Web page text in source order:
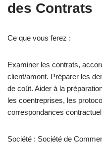
des Contrats
Ce que vous ferez :
Examiner les contrats,
client/amont. Préparer les
de coût. Aider à la
les coentreprises, les
correspondances
Société : Société de